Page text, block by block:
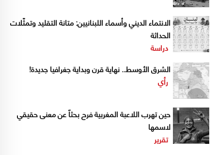
الانتماء الديني وأسماء اللبنانيين: متانة التقليد وتمثّلات
الحداثة
دراسة
الشرق الأوسط.. نهاية قرن وبداية جغرافيا جديدة!
رأي
حين تهرب اللاعبة المغربية فرح بحثاً عن معنى حقيقي
لاسمها
تقرير